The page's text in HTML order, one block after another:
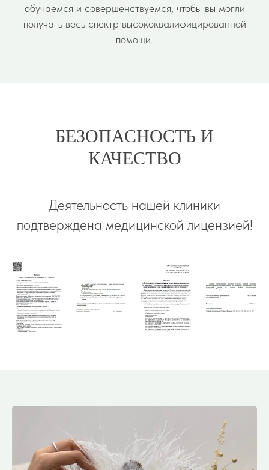
обучаемся и совершенствуемся, чтобы вы могли
получать весь спектр высококвалифицированной
помощи.
БЕЗОПАСНОСТЬ И
КАЧЕСТВО
Деятельность нашей клиники
подтверждена медицинской лицензией!